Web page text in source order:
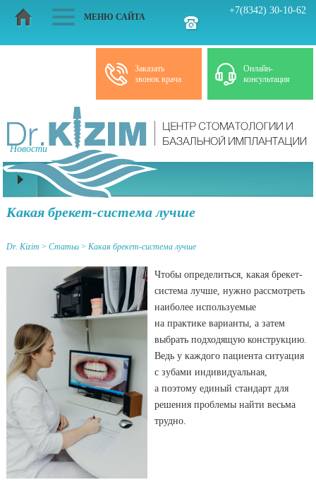
+7(8342) 30-10-62
МЕНЮ САЙТА
Онлайн-
консультация
Заказать
звонок врача
Новости
Статьи
Какая брекет-система лучше
Dr. Kizim >Статьи >Какая брекет-система лучше
Чтобы определиться, какая брекет-
система лучше, нужно рассмотреть
наиболее используемые
на практике варианты, а затем
выбрать подходящую конструкцию.
Ведь у каждого пациента ситуация
с зубами индивидуальная,
а поэтому единый стандарт для
решения проблемы найти весьма
трудно.